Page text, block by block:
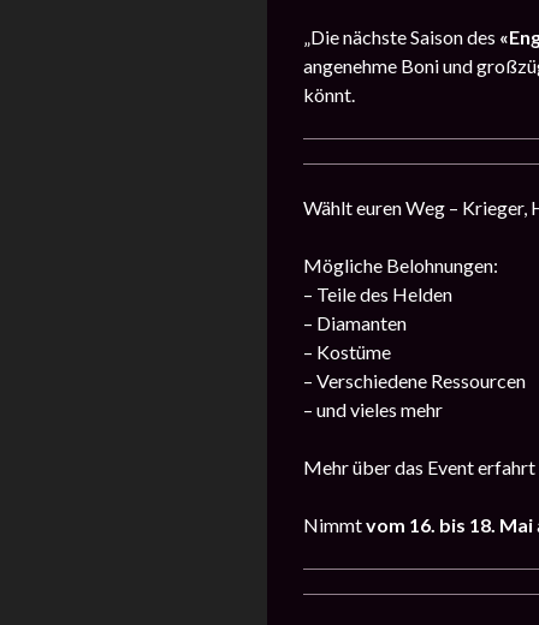
„Die nächste Saison des
angenehme Boni und
könnt.
Wählt euren Weg – Krieger,
Mögliche Belohnungen:
– Teile des Helden
– Diamanten
– Kostüme
– Verschiedene Ressourcen
– und vieles mehr
Mehr über das Event
Nimmtvom 16. bis 18. Mai